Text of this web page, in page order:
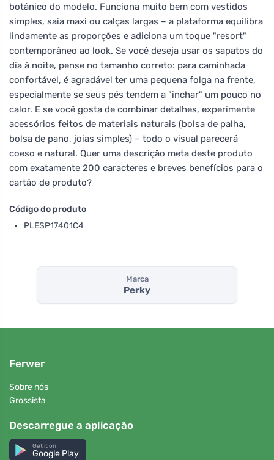
botânico do modelo. Funciona muito bem com vestidos
simples, saia maxi ou calças largas – a plataforma equilibra
lindamente as proporções e adiciona um toque "resort"
contemporâneo ao look. Se você deseja usar os sapatos do
dia à noite, pense no tamanho correto: para caminhada
confortável, é agradável ter uma pequena folga na frente,
especialmente se seus pés tendem a "inchar" um pouco no
calor. E se você gosta de combinar detalhes, experimente
acessórios feitos de materiais naturais (bolsa de palha,
bolsa de pano, joias simples) – todo o visual parecerá
coeso e natural. Quer uma descrição meta deste produto
com exatamente 200 caracteres e breves benefícios para o
cartão de produto?
Código do produto
PLESP17401C4
Marca
Perky
Ferwer
Sobre nós
Grossista
Descarregue a aplicação
Get it on
Google Play